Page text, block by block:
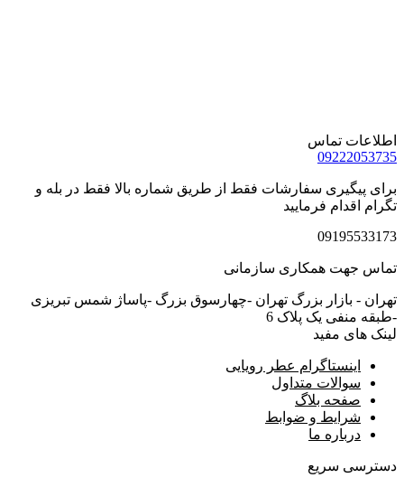
اطلاعات تماس
09222053735
برای پیگیری سفارشات فقط از طریق شماره بالا فقط در بله و
تگرام اقدام فرمایید
09195533173
تماس جهت همکاری سازمانی
تهران - بازار بزرگ تهران -چهارسوق بزرگ -پاساژ شمس تبریزی
-طبقه منفی یک پلاک 6
لینک های مفید
اینستاگرام عطر رویایی
سوالات متداول
صفحه بلاگ
شرایط و ضوابط
درباره ما
دسترسی سریع